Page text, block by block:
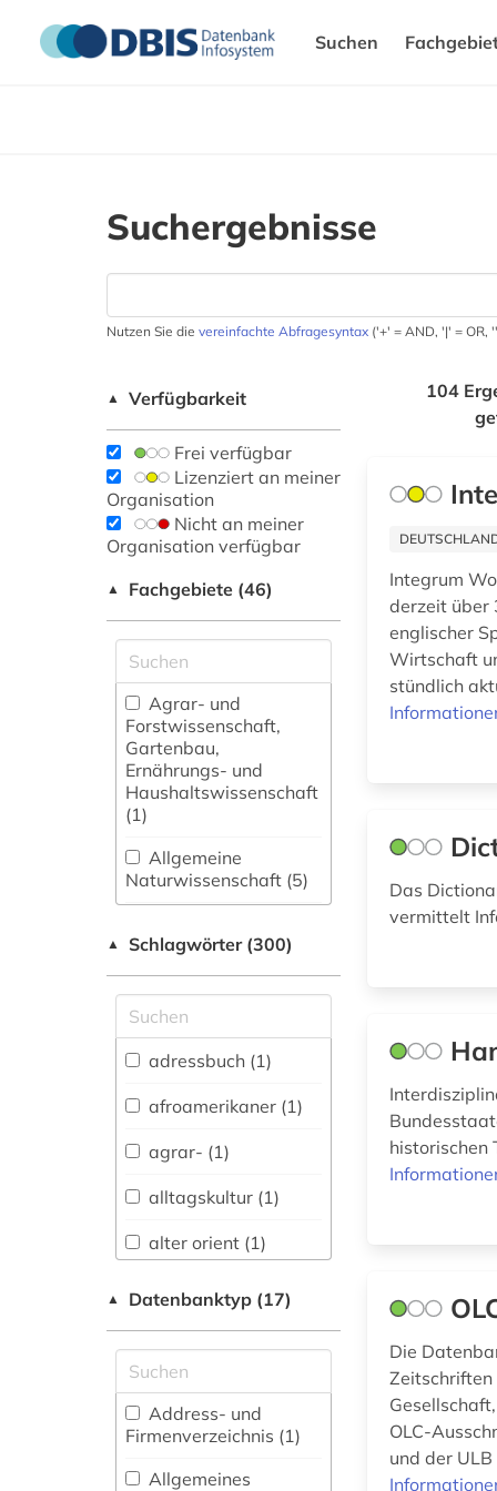
Suchen
Suchergebnisse
Nutzen Sie die vereinfachte Abfragesyntax ('+' = AND, '|' = OR,
▲ Verfügbarkeit
Frei verfügbar
Lizenziert an meiner
Organisation
Nicht an meiner
Organisation verfügbar
▲ Fachgebiete (46)
Agrar- und
Forstwissenschaft,
Gartenbau,
Ernährungs- und
Haushaltswissenschaft
(1)
Allgemeine
Naturwissenschaft (5)
fachübergreifende
Allgemeine und
vergleichende Sprach-
und
Literaturwissenschaft.
Indogermanistik.
Sprachen und
Literaturen (7)
Anglistik.
Amerikanistik (8)
Vermessungswesen (7)
Biologie,
Biotechnologie (2)
Buch- und
▲ Schlagwörter (300)
adressbuch (1)
afroamerikaner (1)
agrar- (1)
alltagskultur (1)
alter orient (1)
altertum (1)
amerikanistik (1)
amtliche publikation
(1)
anglistik (1)
▲ Datenbanktyp (17)
Address- und
Firmenverzeichnis (1)
Allgemeines
104
Integrum
derzeit über
englischer
Wirtschaft
stündlich
Das
vermittelt
historischen
Die
Zeitschriften
OLC-
und der